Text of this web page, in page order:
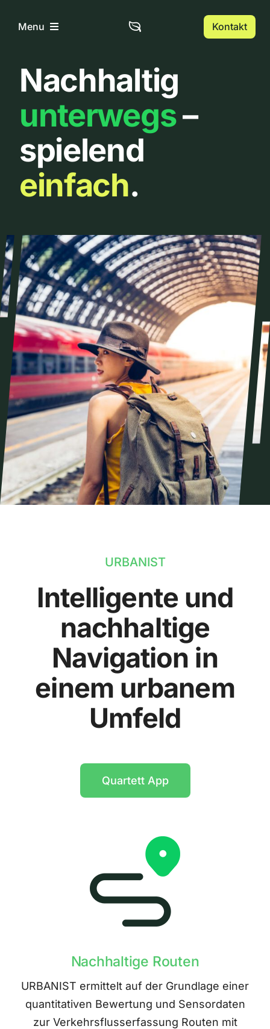
InhaltMenu
Home
Über uns
Urbanlist
Kontakt
Nachhaltig
unterwegs–
spielend
einfach.
URBANIST
Intelligente und
nachhaltige
Navigation in
einem urbanem
Umfeld
Quartett App
Nachhaltige Routen
URBANIST ermittelt auf der Grundlage einer
quantitativen Bewertung und Sensordaten
zur Verkehrsflusserfassung Routen mit